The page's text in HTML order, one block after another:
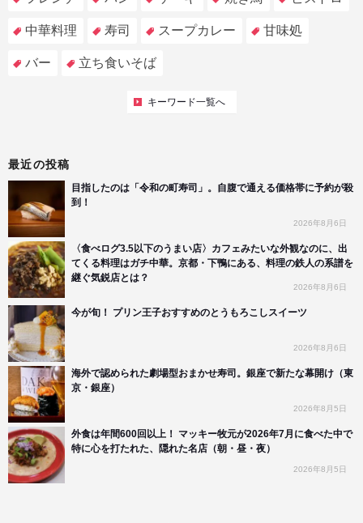
中華料理 寿司 スープカレー 甘味処
バー 立ち食いそば
キーワード一覧へ
最近の投稿
目指したのは「令和の町寿司」。自腹で通える価格帯に予約が殺
到！
2026年8月6日
〈食べログ3.5以下のうまい店〉カフェみたいな外観なのに、出
てくる料理はガチ中華。京都・下鴨にある、料理の鉄人の系譜を
継ぐ気鋭店とは？
2026年8月6日
今が旬！ プリン王子おすすめのとうもろこしスイーツ
2026年8月6日
海外で認められた劇場型おまかせ寿司。銀座で新たな幕開け（東
京・銀座）
2026年8月5日
外食は年間600回以上！ マッキー牧元が2026年7月に食べた中で
特に心を打たれた、隠れた名店（朝・昼・夜）
2026年8月5日